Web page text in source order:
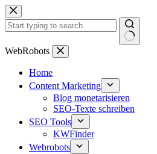
Zum
Inhalt
springen
Keine
WebRobots
Home
Content Marketing
Blog monetarisieren
SEO-Texte schreiben
SEO Tools
KWFinder
Webrobots